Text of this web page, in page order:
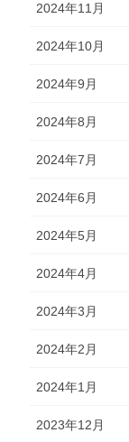
2024年11月
2024年10月
2024年9月
2024年8月
2024年7月
2024年6月
2024年5月
2024年4月
2024年3月
2024年2月
2024年1月
2023年12月